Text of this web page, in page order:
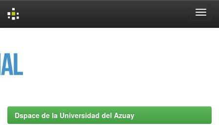
Dspace de la Universidad del Azuay